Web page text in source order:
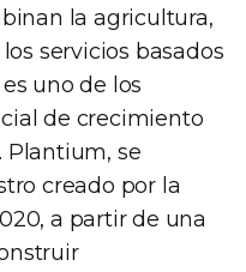
la agricultura,
servicios basados
uno de los
de crecimiento
Plantium, se
creado por la
a partir de una